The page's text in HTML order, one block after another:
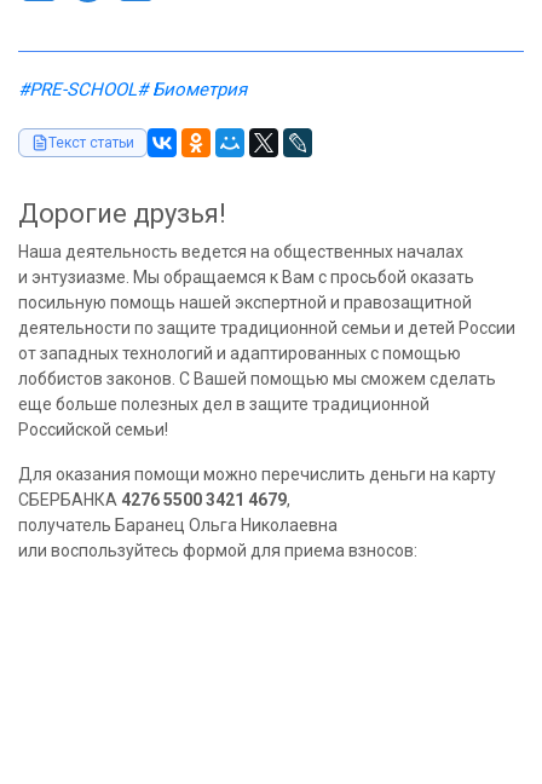
#PRE-SCHOOL# Биометрия
Текст статьи
Дорогие друзья!
Наша деятельность ведется на общественных началах
и энтузиазме. Мы обращаемся к Вам с просьбой оказать
посильную помощь нашей экспертной и правозащитной
деятельности по защите традиционной семьи и детей России
от западных технологий и адаптированных с помощью
лоббистов законов. С Вашей помощью мы сможем сделать
еще больше полезных дел в защите традиционной
Российской семьи!
Для оказания помощи можно перечислить деньги на карту
СБЕРБАНКА 4276 5500 3421 4679,
получатель Баранец Ольга Николаевна
или воспользуйтесь формой для приема взносов: